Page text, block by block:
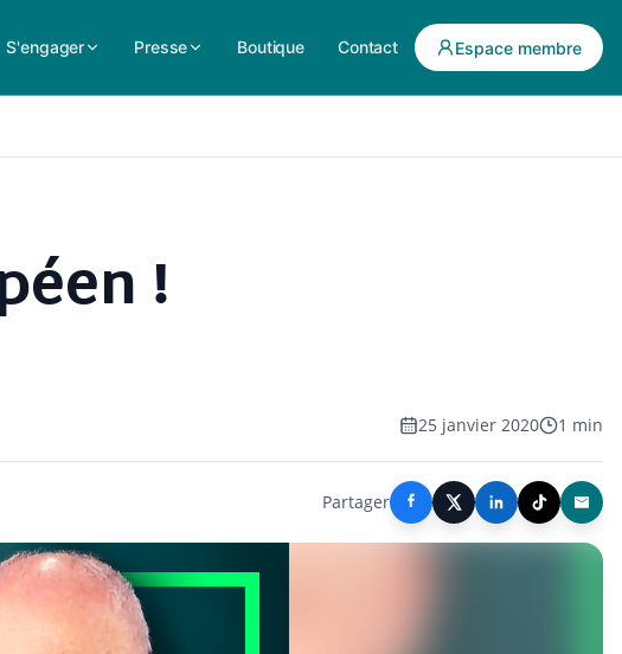
S'engager Presse Boutique Contact Espace membre
!
25 janvier 2020 1 min
Partager